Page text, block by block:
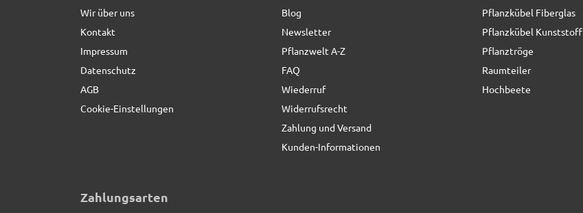
Wir über uns
Kontakt
Impressum
Datenschutz
AGB
Cookie-Einstellungen
Blog
Newsletter
Pflanzwelt A-Z
FAQ
Wiederruf
Widerrufsrecht
Zahlung und Versand
Kunden-Informationen
Pflanzkübel Fiberglas
Pflanzkübel Kunststoff
Pflanztröge
Raumteiler
Hochbeete
Zahlungsarten